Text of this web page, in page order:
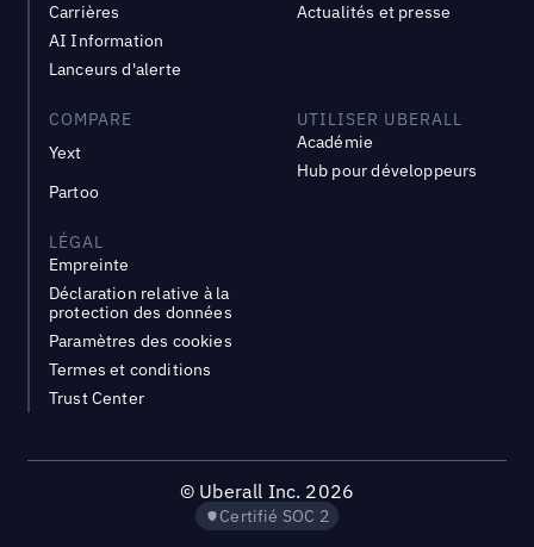
Carrières
AI Information
Lanceurs d'alerte
Actualités et presse
COMPARE
Yext
Partoo
UTILISER UBERALL
Académie
Hub pour développeurs
LÉGAL
Empreinte
Déclaration relative à la
protection des données
Paramètres des cookies
Termes et conditions
Trust Center
© Uberall Inc. 2026
Certifié SOC 2